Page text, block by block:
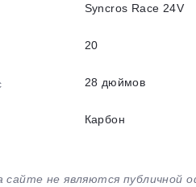
Syncros Race 24V
20
28 дюймов
Карбон
сайте не являются